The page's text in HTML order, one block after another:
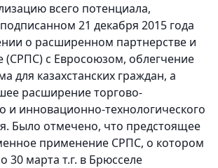
всего потенциала,
21 декабря 2015 года
о расширенном партнерстве и
(СРПС) с Евросоюзом, облегчение
для казахстанских граждан, а
расширение торгово-
и инновационно-технологического
Было отмечено, что предстоящее
применение СРПС, о котором
30 марта т.г. в Брюсселе